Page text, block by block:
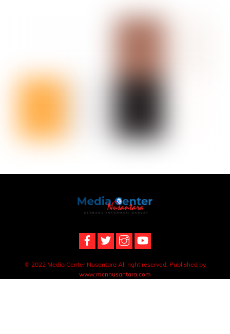
Back
To
© 2022 Media Center Nusantara All right reserved. Published by
www.mcnnusantara.com